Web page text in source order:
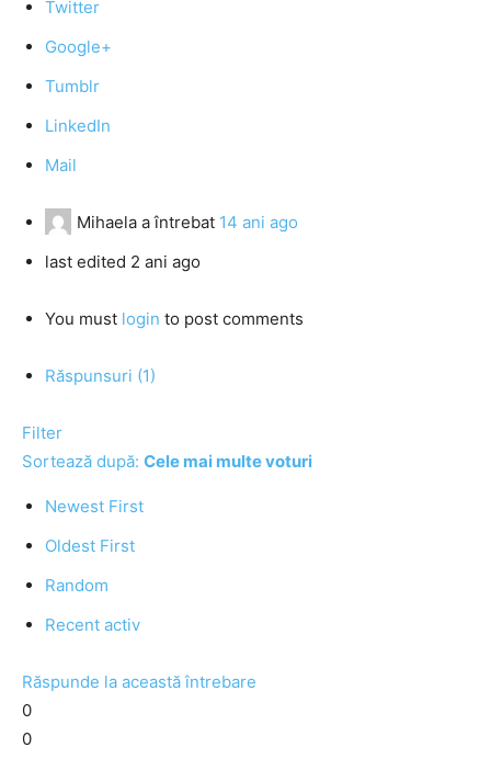
Twitter
Google+
Tumblr
LinkedIn
Mail
Mihaela a întrebat 14 ani ago
last edited 2 ani ago
You must login to post comments
Răspunsuri (1)
Filter
Sortează după: Cele mai multe voturi
Newest First
Oldest First
Random
Recent activ
Răspunde la această întrebare
0
0